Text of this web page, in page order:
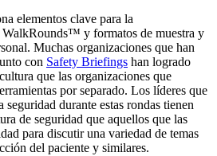
elementos clave para la
WalkRounds™ y formatos de muestra y
Muchas organizaciones que han
con Safety Briefings han logrado
que las organizaciones que
por separado. Los líderes que
seguridad durante estas rondas tienen
de seguridad que aquellos que las
para discutir una variedad de temas
del paciente y similares.